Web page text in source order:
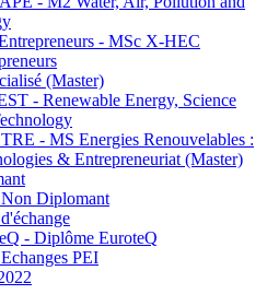
- MSc X-HEC
(Master)
- Renewable Energy, Science
- MS Energies Renouvelables :
& Entrepreneuriat (Master)
Diplomant
- Diplôme EuroteQ
PEI